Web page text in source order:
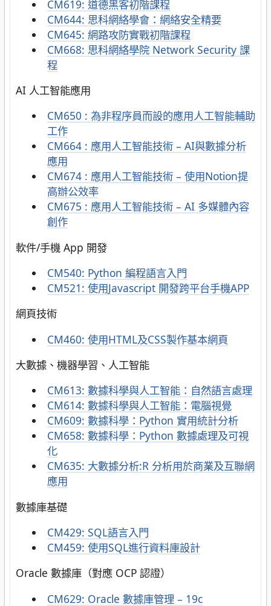
CM619: 道德黑客初階課程
CM644: 思科網絡學會：網絡安全精要
CM645: 網路攻防實戰初階課程
CM668: 思科網絡學院 Network Security 課
程
AI 人工智能應用
CM650 : 為非程序員而設的應用人工智能輔助
工作
CM664 : 應用人工智能技術 – AI與數據分析
應用
CM674 : 應用人工智能技術 – 使用Notion提
高辦公效率
CM675 : 應用人工智能技術 – AI 多媒體內容
創作
軟件/手機 App 開發
CM540: Python 編程語言入門
CM521: 使用Javascript 開發跨平台手機APP
網頁技術
CM460: 使用HTML及CSS製作基本網頁
大數據、機器學習、人工智能
CM613: 數據科學與人工智能：自然語言處理
CM614: 數據科學與人工智能：電腦視覺
CM609: 數據科學：Python 實用統計分析
CM658: 數據科學：Python 數據處理及可視
化
CM635: 大數據分析:R 分析用於商業及互聯網
應用
數據庫基礎
CM429: SQL語言入門
CM459: 使用SQL進行資料庫設計
Oracle 數據庫（對應 OCP 認證）
CM629: Oracle 數據庫管理 – 19c